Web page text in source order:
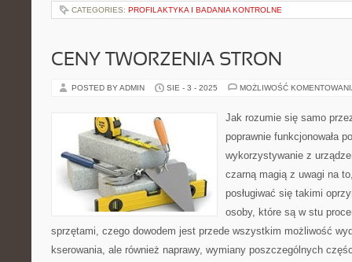
CATEGORIES: PROFILAKTYKA I BADANIA KONTROLNE
CENY TWORZENIA STRON
POSTED BY ADMIN SIE - 3 - 2025 MOŻLIWOŚĆ
Jak rozumie się samo
poprawnie funkcjonowała
wykorzystywanie z
czarną magią z uwagi na
posługiwać się takimi
osoby, które są w stu
sprzętami, czego dowodem jest przede wszystkim możliwość
kserowania, ale również naprawy, wymiany poszczególnych